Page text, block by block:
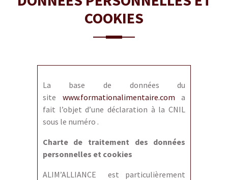
COOKIES
La base de données du
site
www.formationalimentaire.com
a
fait l’objet d’une déclaration à la CNIL
sous le numéro .
Charte de traitement des données
personnelles et cookies
ALIM’ALLIANCE est particulièrement